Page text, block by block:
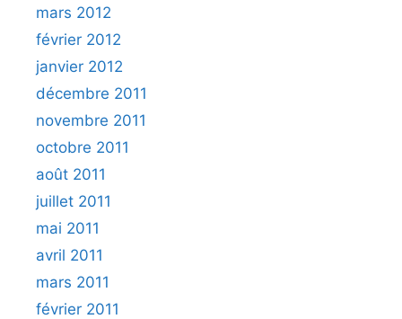
mars 2012
février 2012
janvier 2012
décembre 2011
novembre 2011
octobre 2011
août 2011
juillet 2011
mai 2011
avril 2011
mars 2011
février 2011